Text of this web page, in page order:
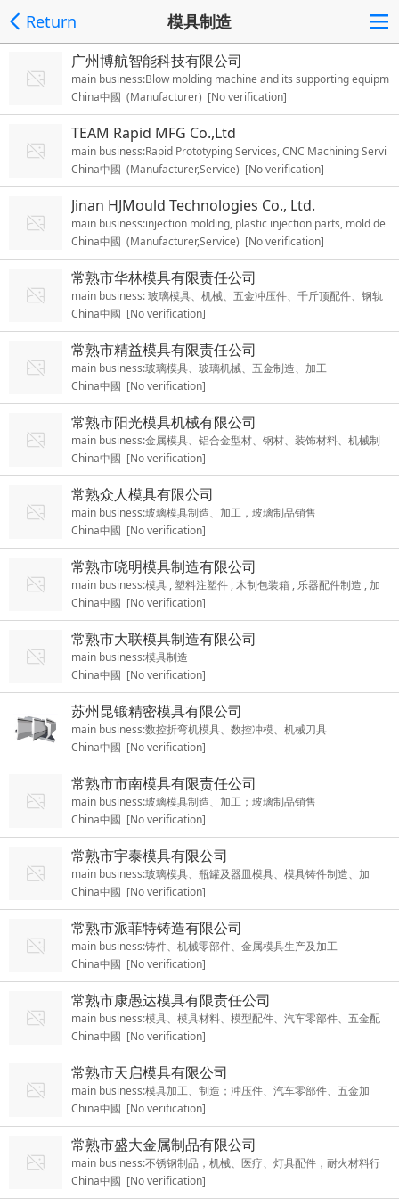
Return 模具制造
广州博航智能科技有限公司
main business:Blow molding machine and its supporting equipm
ent, molds, bottle preforms, fully automatic bottle capping equip
ment, fully automatic blow molding auxiliary manipulator
China中國 (Manufacturer) [No verification]
TEAM Rapid MFG Co.,Ltd
main business:Rapid Prototyping Services, CNC Machining Servi
ces, Injection Molding Services, Pressure Die Casting Services, S
heet Metal Fabrication Services
China中國 (Manufacturer,Service) [No verification]
Jinan HJMould Technologies Co., Ltd.
main business:injection molding, plastic injection parts, mold de
sign, plastic parts
China中國 (Manufacturer,Service) [No verification]
常熟市华林模具有限责任公司
main business: 玻璃模具、机械、五金冲压件、千斤顶配件、钢轨
测温仪、塑料制品、铸件制造、加工
China中國 [No verification]
常熟市精益模具有限责任公司
main business:玻璃模具、玻璃机械、五金制造、加工
China中國 [No verification]
常熟市阳光模具机械有限公司
main business:金属模具、铝合金型材、钢材、装饰材料、机械制
造、加工
China中國 [No verification]
常熟众人模具有限公司
main business:玻璃模具制造、加工，玻璃制品销售
China中國 [No verification]
常熟市晓明模具制造有限公司
main business:模具 , 塑料注塑件 , 木制包装箱 , 乐器配件制造 , 加
工
China中國 [No verification]
常熟市大联模具制造有限公司
main business:模具制造
China中國 [No verification]
苏州昆锻精密模具有限公司
main business:数控折弯机模具、数控冲模、机械刀具
China中國 [No verification]
常熟市市南模具有限责任公司
main business:玻璃模具制造、加工；玻璃制品销售
China中國 [No verification]
常熟市宇泰模具有限公司
main business:玻璃模具、瓶罐及器皿模具、模具铸件制造、加
工、销售；有色金属、黑色金属的加工、销售
China中國 [No verification]
常熟市派菲特铸造有限公司
main business:铸件、机械零部件、金属模具生产及加工
China中國 [No verification]
常熟市康愚达模具有限责任公司
main business:模具、模具材料、模型配件、汽车零部件、五金配
件生产、销售
China中國 [No verification]
常熟市天启模具有限公司
main business:模具加工、制造；冲压件、汽车零部件、五金加
工、制造
China中國 [No verification]
常熟市盛大金属制品有限公司
main business:不锈钢制品，机械、医疗、灯具配件，耐火材料行
业各种规格的铁壳，模具制造等
China中國 [No verification]